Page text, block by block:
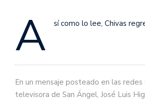
A sí como lo lee, Chivas
En un mensaje posteado en las redes
televisora de San Ángel, José Luis